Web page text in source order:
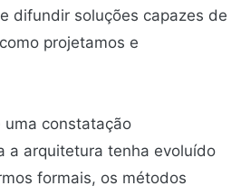
difundir soluções capazes de
projetamos e
constatação
a arquitetura tenha evoluído
formais, os métodos